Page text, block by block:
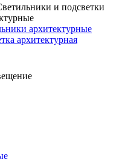
и подсветки
архитектурные
архитектурная